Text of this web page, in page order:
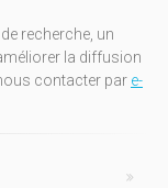
recherche, un
la diffusion
contacter par e-